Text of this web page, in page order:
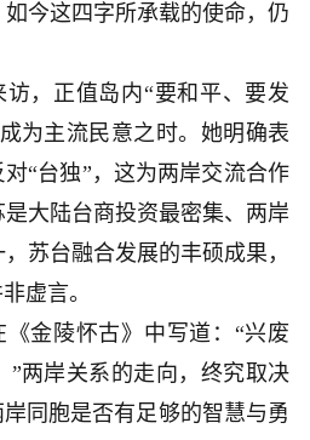
今这四字所承载的使命，仍
，正值岛内“要和平、要发
为主流民意之时。她明确表
“台独”，这为两岸交流合作
大陆台商投资最密集、两岸
苏台融合发展的丰硕成果，
虚言。
金陵怀古》中写道：“兴废
”两岸关系的走向，终究取决
同胞是否有足够的智慧与勇